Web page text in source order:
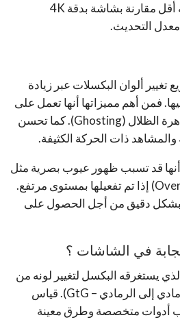
ستقدم عادة زمن استجابة أقل مقارنة بشاشة بدقة 4K
ألوان البكسلات عبر زيادة
فمن أهم مميزاتها أنها تعمل على
التقليل بشكل كبير من ظاهرة الظلال (Ghosting). كما تحسن
والمشاهد ذات الحركة الكثيفة.
أنها قد تسبب ظهور عيوب بصرية مثل
التجاوزات اللونية (Overshoot) إذا تم تفعيلها بمستوى مرتفع.
بشكل دقيق من أجل الحصول على
في الشاشات ؟
يستغرقه البكسل لتغيير لونه من
لون إلى آخر (عادة من الرمادي إلى الرمادي – GtG). قياس
أدوات متخصصة وطرق معينة